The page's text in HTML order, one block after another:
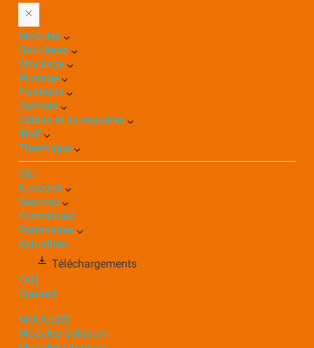
Modules
Onduleurs
Stockage
Pilotage
Fixations
Coffrets
Câbles et accessoires
IRVE
Thermique
C&I
À propos
Services
Formations
Partenaires
Actualités
Téléchargements
FAQ
Contact
MODULES
Modules Solutium